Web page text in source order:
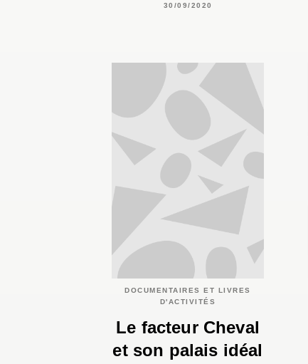
30/09/2020
DOCUMENTAIRES ET LIVRES
D'ACTIVITÉS
Le facteur Cheval
et son palais idéal